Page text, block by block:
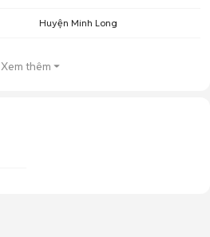
Huyện Minh Long
Xem thêm